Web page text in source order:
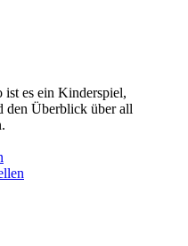
es ein Kinderspiel,
den Überblick über all